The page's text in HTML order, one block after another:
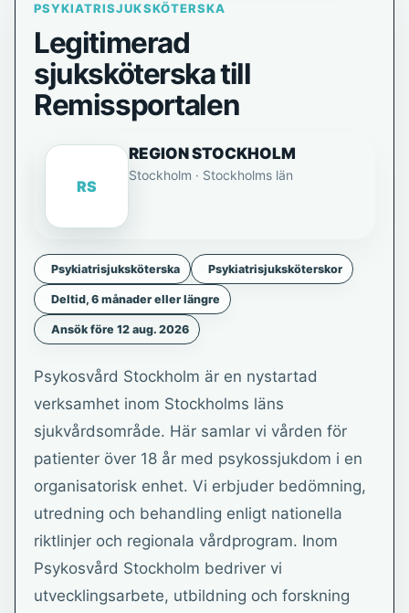
PSYKIATRISJUKSKÖTERSKA
Legitimerad
sjuksköterska till
Remissportalen
RS
REGION STOCKHOLM
Stockholm · Stockholms län
Psykiatrisjuksköterska Psykiatrisjuksköterskor
Deltid, 6 månader eller längre
Ansök före 12 aug. 2026
Psykosvård Stockholm är en nystartad
verksamhet inom Stockholms läns
sjukvårdsområde. Här samlar vi vården för
patienter över 18 år med psykossjukdom i en
organisatorisk enhet. Vi erbjuder bedömning,
utredning och behandling enligt nationella
riktlinjer och regionala vårdprogram. Inom
Psykosvård Stockholm bedriver vi
utvecklingsarbete, utbildning och forskning